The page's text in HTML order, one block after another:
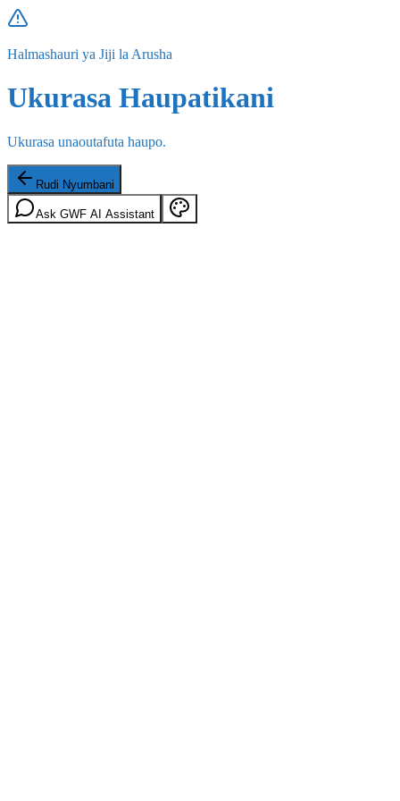
Halmashauri ya Jiji la Arusha
Ukurasa Haupatikani
Ukurasa unaoutafuta haupo.
Rudi Nyumbani
Ask GWF AI Assistant